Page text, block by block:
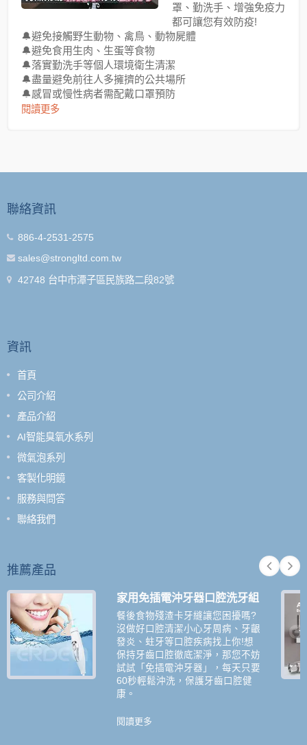
罩、勤洗手、增強免疫力
都可讓您有效防疫!
🔔避免接觸野生動物、禽鳥、動物屍體
🔔避免食用生肉、生蛋等食物
🔔落實勤洗手等個人環境衛生清潔
🔔盡量避免前往人多擁擠的公共場所
🔔感冒或慢性病者需配戴口罩預防
閱讀更多
聯絡資訊
886-4-2531-2575
sales@strongltd.com.tw
42748 台中市潭子區民族路二段82號
資訊
首頁
公司介紹
產品介紹
AI智能臭氧水系列
微氣泡系列
客製化明鏡
服務與問答
聯絡我們
推薦產品
家用免插電沖牙器口腔洗牙組
餐後食物殘渣卡牙縫讓您困擾嗎?
沒做好口腔清潔小心牙周病、牙齦
發炎、蛀牙等口腔疾病找上你!想
保持牙齒口腔徹底潔淨，那您不妨
試試「免插電沖牙器」，每天只要
60秒輕鬆沖洗，保護牙齒口腔健
康。
閱讀更多